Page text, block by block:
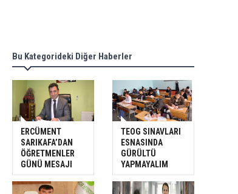
Bu Kategorideki Diğer Haberler
ERCÜMENT
SARIKAFA’DAN
ÖĞRETMENLER
GÜNÜ MESAJI
TEOG SINAVLARI
ESNASINDA
GÜRÜLTÜ
YAPMAYALIM